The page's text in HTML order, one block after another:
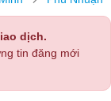
dịch.
tin đăng mới